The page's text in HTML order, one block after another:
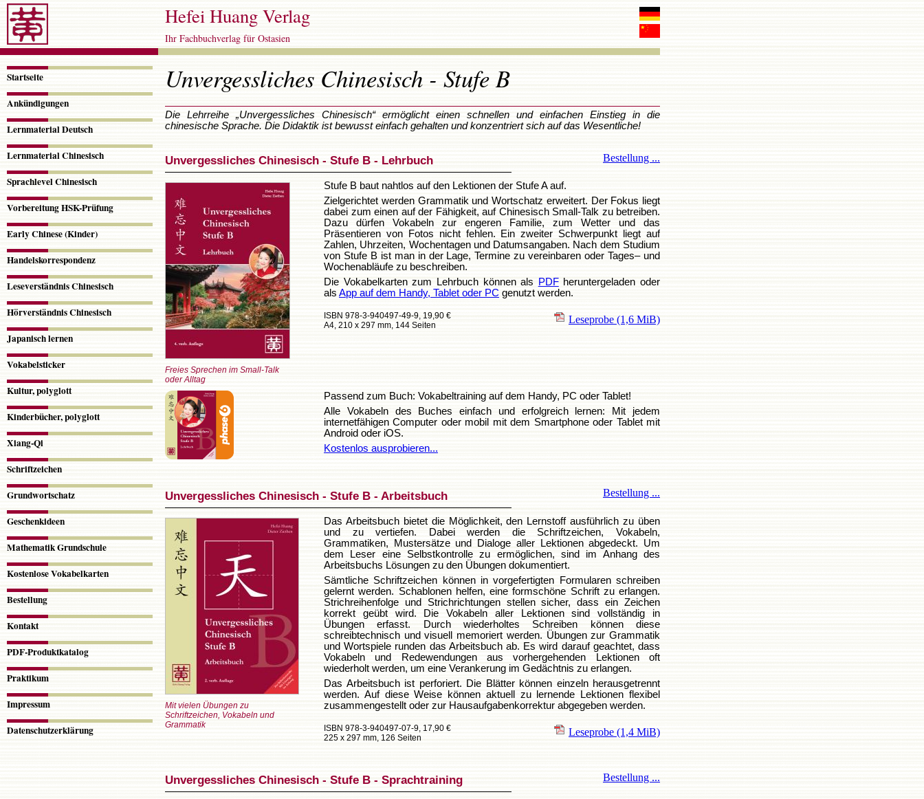
Hefei Huang Verlag
Ihr Fachbuchverlag für Ostasien
Unvergessliches Chinesisch - Stufe B
Die Lehrreihe „Unvergessliches Chinesisch“ ermöglicht einen schnellen und einfachen Einstieg in die
chinesische Sprache. Die Didaktik ist bewusst einfach gehalten und konzentriert sich auf das Wesentliche!
Unvergessliches Chinesisch - Stufe B - Lehrbuch Bestellung ...
Freies Sprechen im Small-Talk
oder Alltag
Stufe B baut nahtlos auf den Lektionen der Stufe A auf.
Zielgerichtet werden Grammatik und Wortschatz erweitert. Der Fokus liegt
dabei zum einen auf der Fähigkeit, auf Chinesisch Small-Talk zu betreiben.
Dazu dürfen Vokabeln zur engeren Familie, zum Wetter und das
Präsentieren von Fotos nicht fehlen. Ein zweiter Schwerpunkt liegt auf
Zahlen, Uhrzeiten, Wochentagen und Datumsangaben. Nach dem Studium
von Stufe B ist man in der Lage, Termine zu vereinbaren oder Tages– und
Wochenabläufe zu beschreiben.
Die Vokabelkarten zum Lehrbuch können als
PDFheruntergeladen oder
als App auf dem Handy, Tablet oder PC genutzt werden.
ISBN 978-3-940497-49-9, 19,90 €
A4, 210 x 297 mm, 144 Seiten
Leseprobe (1,6 MiB)
Passend zum Buch: Vokabeltraining auf dem Handy, PC oder Tablet!
Alle Vokabeln des Buches einfach und erfolgreich lernen: Mit jedem
internetfähigen Computer oder mobil mit dem Smartphone oder Tablet mit
Android oder iOS.
Kostenlos ausprobieren...
Unvergessliches Chinesisch - Stufe B - Arbeitsbuch Bestellung ...
Mit vielen Übungen zu
Schriftzeichen, Vokabeln und
Grammatik
Das Arbeitsbuch bietet die Möglichkeit, den Lernstoff ausführlich zu üben
und zu vertiefen. Dabei werden die Schriftzeichen, Vokabeln,
Grammatiken, Mustersätze und Dialoge aller Lektionen abgedeckt. Um
dem Leser eine Selbstkontrolle zu ermöglichen, sind im Anhang des
Arbeitsbuchs Lösungen zu den Übungen dokumentiert.
Sämtliche Schriftzeichen können in vorgefertigten Formularen schreiben
gelernt werden. Schablonen helfen, eine formschöne Schrift zu erlangen.
Strichreihenfolge und Strichrichtungen stellen sicher, dass ein Zeichen
korrekt geübt wird. Die Vokabeln aller Lektionen sind vollständig in
Übungen erfasst. Durch wiederholtes Schreiben können diese
schreibtechnisch und visuell memoriert werden. Übungen zur Grammatik
und Wortspiele runden das Arbeitsbuch ab. Es wird darauf geachtet, dass
Vokabeln und Redewendungen aus vorhergehenden Lektionen oft
wiederholt werden, um eine Verankerung im Gedächtnis zu erlangen.
Das Arbeitsbuch ist perforiert. Die Blätter können einzeln herausgetrennt
werden. Auf diese Weise können aktuell zu lernende Lektionen flexibel
zusammengestellt oder zur Hausaufgabenkorrektur abgegeben werden.
ISBN 978-3-940497-07-9, 17,90 €
225 x 297 mm, 126 Seiten
Leseprobe (1,4 MiB)
Unvergessliches Chinesisch - Stufe B - Sprachtraining Bestellung ...
überspringen
Startseite
Ankündigungen
Lernmaterial Deutsch
Lernmaterial Chinesisch
Sprachlevel Chinesisch
Vorbereitung HSK-Prüfung
Early Chinese (Kinder)
Handelskorrespondenz
Leseverständnis Chinesisch
Hörverständnis Chinesisch
Japanisch lernen
Vokabelsticker
Kultur, polyglott
Kinderbücher, polyglott
Xiang-Qi
Schriftzeichen
Grundwortschatz
Geschenkideen
Mathematik Grundschule
Kostenlose Vokabelkarten
Bestellung
Kontakt
PDF-Produktkatalog
Praktikum
Impressum
Datenschutzerklärung